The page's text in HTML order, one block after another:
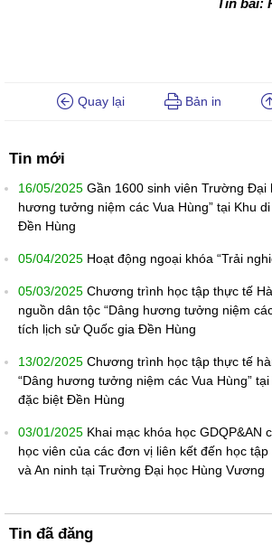
Tin bài:
Quay lại Bản in
Tin mới
16/05/2025 Gần 1600 sinh viên Trường Đại
hương tưởng niệm các Vua Hùng” tại Khu
Đền Hùng
05/04/2025 Hoạt động ngoại khóa “Trải
05/03/2025 Chương trình học tập thực tế
nguồn dân tộc “Dâng hương tưởng niệm
tích lịch sử Quốc gia Đền Hùng
13/02/2025 Chương trình học tập thực tế
“Dâng hương tưởng niệm các Vua Hùng”
đặc biệt Đền Hùng
03/01/2025 Khai mạc khóa học GDQP&AN
học viên của các đơn vị liên kết đến học
và An ninh tại Trường Đại học Hùng Vương
Tin đã đăng